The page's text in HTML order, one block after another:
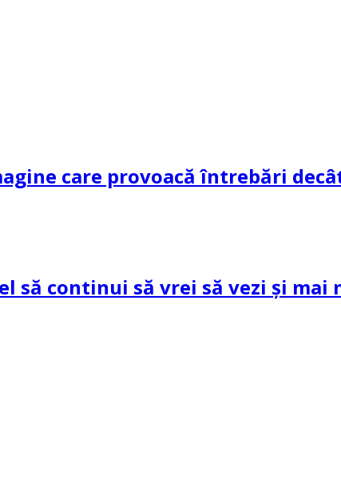
care provoacă întrebări
continui să vrei să vezi și mai